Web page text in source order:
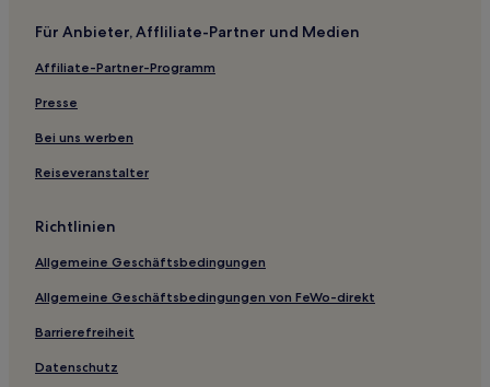
Hotels nahe Strand von Río Azor
Hotels nahe Praia de Francón
Hotels nahe Strand O Prado
Hotels nahe Praia de Portugalete
Hotels nahe Punta do Canaval
Hotels nahe Alfonso IX
Hotels nahe Playa Caneliñas
Hotels nahe Praia de Area Gorda
Insuela Hotels
Soutullo Hotels
Für Anbieter, Affliliate-Partner und Medien
Affiliate-Partner-Programm
Presse
Bei uns werben
Reiseveranstalter
Richtlinien
Allgemeine Geschäftsbedingungen
Allgemeine Geschäftsbedingungen von FeWo-direkt
Barrierefreiheit
Datenschutz